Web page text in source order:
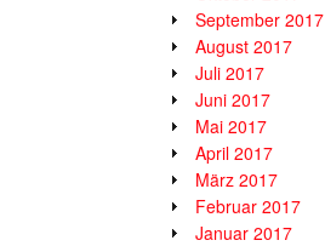
September 2017
August 2017
Juli 2017
Juni 2017
Mai 2017
April 2017
März 2017
Februar 2017
Januar 2017